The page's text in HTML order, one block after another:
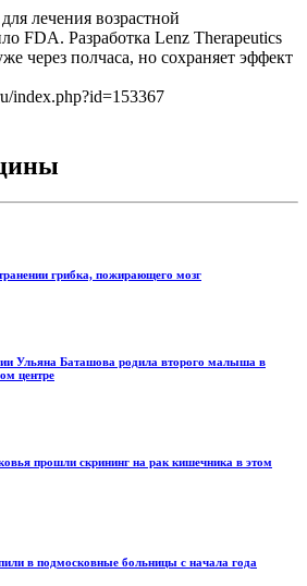
лечения возрастной
FDA. Разработка Lenz Therapeutics
через полчаса, но сохраняет эффект
index.php?id=153367
грибка, пожирающего мозг
Ульяна Баташова родила второго малыша в
центре
прошли скрининг на рак кишечника в этом
в подмосковные больницы с начала года